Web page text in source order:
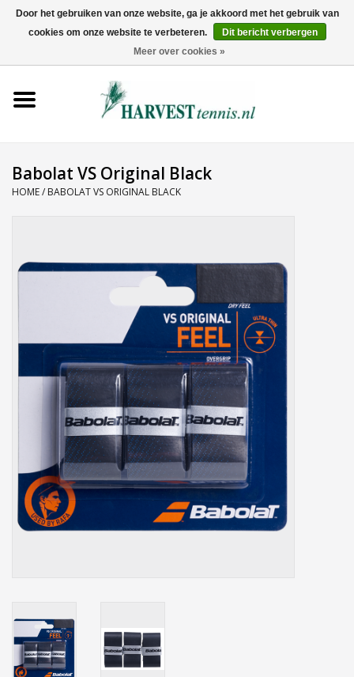
0 Artikelen - €0,00
Tenniskleding
Snaren
Accessoires
Sponsoring
Padel
Babolat VS Original Black
HOME/ BABOLAT VS ORIGINAL BLACK
Door het gebruiken van onze website, ga je akkoord met het gebruik van
cookies om onze website te verbeteren.
Dit bericht verbergen
Meer over cookies »